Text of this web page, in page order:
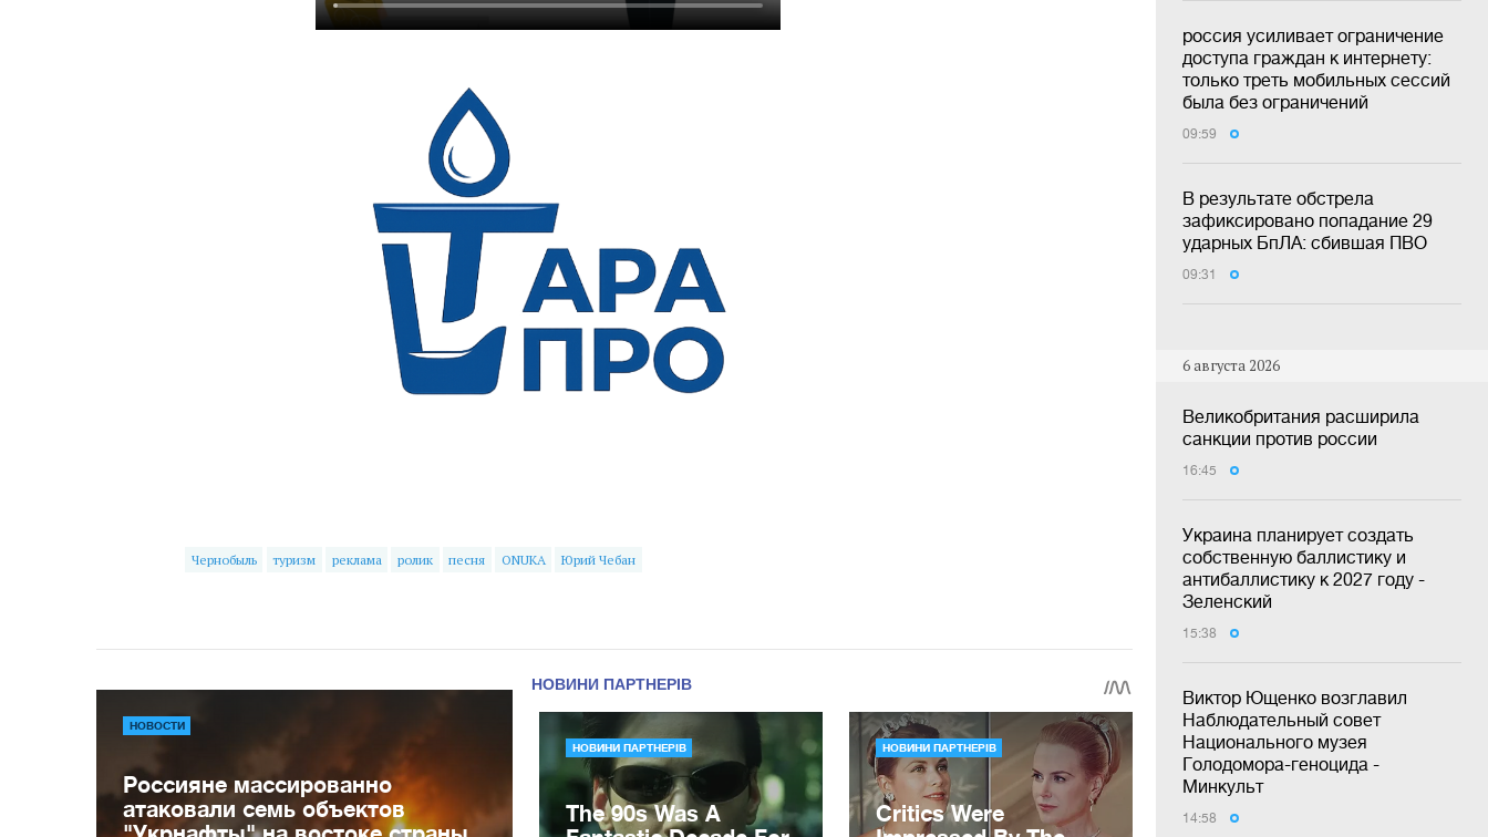
россия усиливает ограничение
доступа граждан к интернету:
только треть мобильных сессий
была без ограничений
09:59
В результате обстрела
зафиксировано попадание 29
ударных БпЛА: сбившая ПВО
09:31
6 августа 2026
Великобритания расширила
санкции против россии
16:45
Украина планирует создать
собственную баллистику и
антибаллистику к 2027 году -
Зеленский
15:38
Виктор Ющенко возглавил
Наблюдательный совет
Национального музея
Голодомора-геноцида -
Минкульт
14:58
Чернобыль туризм реклама ролик песня ONUKA Юрий Чебан
НОВОСТИ
Россияне массированно
атаковали семь объектов